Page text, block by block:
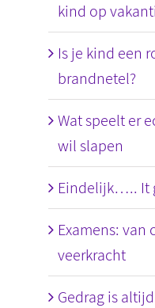
kind op
Is je kind een
brandnetel?
Wat speelt er
wil slapen
Eindelijk….. It
Examens: van
veerkracht
Gedrag is